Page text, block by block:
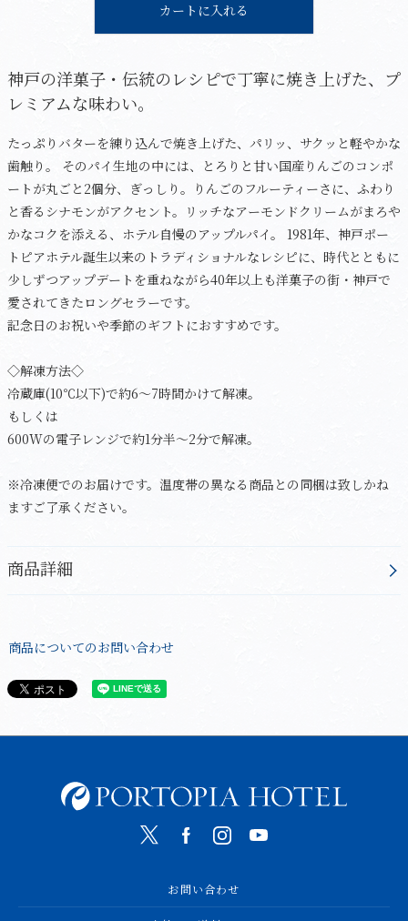
カートに入れる
神戸の洋菓子・伝統のレシピで丁寧に焼き上げた、プ
レミアムな味わい。
たっぷりバターを練り込んで焼き上げた、パリッ、サクッと軽やかな
歯触り。 そのパイ生地の中には、とろりと甘い国産りんごのコンポ
ートが丸ごと2個分、ぎっしり。りんごのフルーティーさに、ふわり
と香るシナモンがアクセント。リッチなアーモンドクリームがまろや
かなコクを添える、ホテル自慢のアップルパイ。 1981年、神戸ポー
トピアホテル誕生以来のトラディショナルなレシピに、時代とともに
少しずつアップデートを重ねながら40年以上も洋菓子の街・神戸で
愛されてきたロングセラーです。
記念日のお祝いや季節のギフトにおすすめです。
◇解凍方法◇
冷蔵庫(10℃以下)で約6～7時間かけて解凍。
もしくは
600Wの電子レンジで約1分半～2分で解凍。
※冷凍便でのお届けです。温度帯の異なる商品との同梱は致しかね
ますご了承ください。
商品詳細
商品についてのお問い合わせ
お問い合わせ